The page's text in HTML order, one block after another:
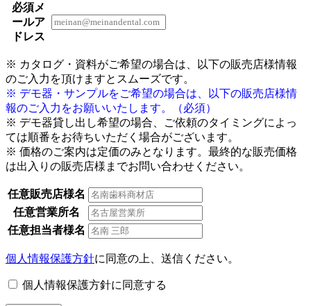
必須メ
ールア
ドレス
※ カタログ・資料がご希望の場合は、以下の販売店様情報
のご入力を頂けますとスムーズです。
※ デモ器・サンプルをご希望の場合は、以下の販売店様情
報のご入力をお願いいたします。（必須）
※ デモ器貸し出し希望の場合、ご依頼のタイミングによっ
ては順番をお待ちいただく場合がございます。
※ 価格のご案内は定価のみとなります。最終的な販売価格
は出入りの販売店様までお問い合わせください。
任意販売店様名
任意営業所名
任意担当者様名
個人情報保護方針に同意の上、送信ください。
個人情報保護方針に同意する